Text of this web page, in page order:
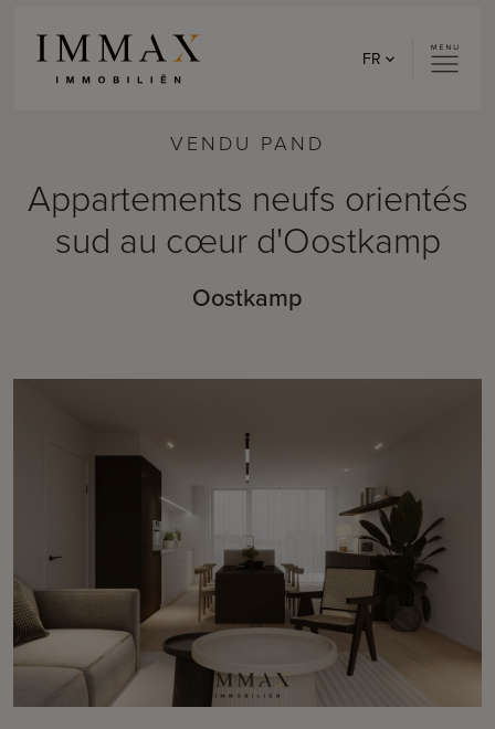
FR
VENDU PAND
Appartements neufs orientés
sud au cœur d'Oostkamp
Oostkamp